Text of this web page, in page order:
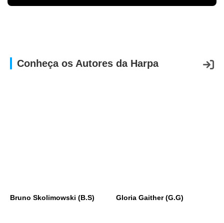
Conheça os Autores da Harpa
Bruno Skolimowski (B.S) Gloria Gaither (G.G)